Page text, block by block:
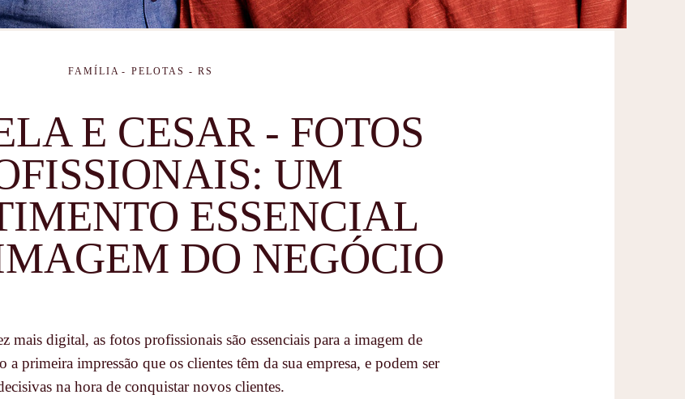
FAMÍLIA PELOTAS - RS
E CESAR - FOTOS
UM
ESSENCIAL
DO NEGÓCIO
mais digital, as fotos profissionais são essenciais para a imagem de
a primeira impressão que os clientes têm da sua empresa, e podem ser
na hora de conquistar novos clientes.